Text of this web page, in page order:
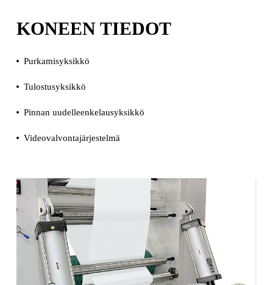
KONEEN TIEDOT
Purkamisyksikkö
Tulostusyksikkö
Pinnan uudelleenkelausyksikkö
Videovalvontajärjestelmä